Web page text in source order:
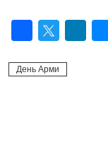
День Арми